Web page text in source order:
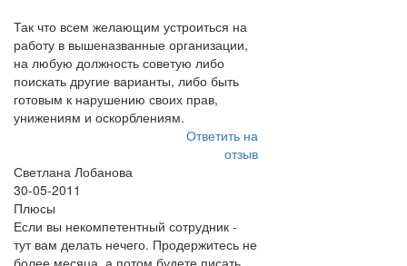
Так что всем желающим устроиться на
работу в вышеназванные организации,
на любую должность советую либо
поискать другие варианты, либо быть
готовым к нарушению своих прав,
унижениям и оскорблениям.
Ответить на
отзыв
Светлана Лобанова
30-05-2011
Плюсы
Если вы некомпетентный сотрудник -
тут вам делать нечего. Продержитесь не
более месяца, а потом будете писать